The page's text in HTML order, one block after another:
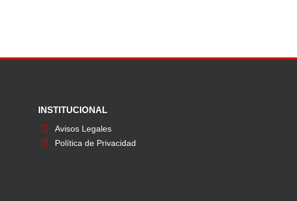
INSTITUCIONAL
Avisos Legales
Política de Privacidad